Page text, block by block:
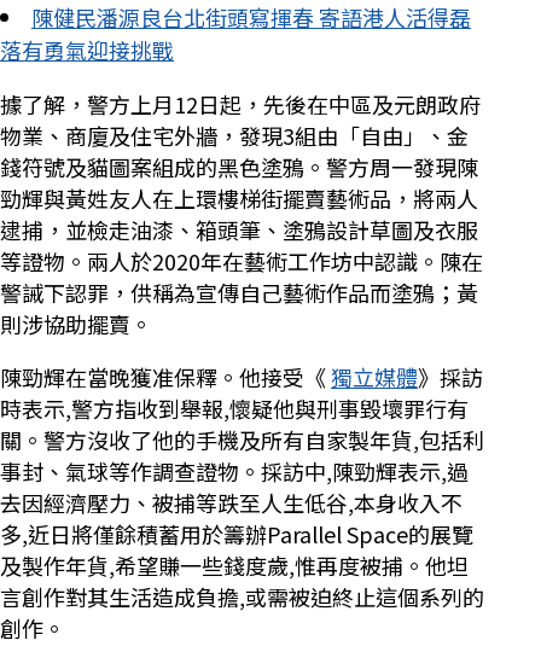
陳健民潘源良台北街頭寫揮春 寄語港人活得磊
落有勇氣迎接挑戰
據了解，警方上月12日起，先後在中區及元朗政府
物業、商廈及住宅外牆，發現3組由「自由」、金
錢符號及貓圖案組成的黑色塗鴉。警方周一發現陳
勁輝與黃姓友人在上環樓梯街擺賣藝術品，將兩人
逮捕，並檢走油漆、箱頭筆、塗鴉設計草圖及衣服
等證物。兩人於2020年在藝術工作坊中認識。陳在
警誡下認罪，供稱為宣傳自己藝術作品而塗鴉；黃
則涉協助擺賣。
陳勁輝在當晚獲准保釋。他接受《獨立媒體》採訪
時表示,警方指收到舉報,懷疑他與刑事毀壞罪行有
關。警方沒收了他的手機及所有自家製年貨,包括利
事封、氣球等作調查證物。採訪中,陳勁輝表示,過
去因經濟壓力、被捕等跌至人生低谷,本身收入不
多,近日將僅餘積蓄用於籌辦Parallel Space的展覽
及製作年貨,希望賺一些錢度歲,惟再度被捕。他坦
言創作對其生活造成負擔,或需被迫終止這個系列的
創作。